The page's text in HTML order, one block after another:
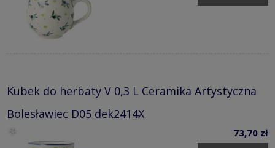
Kubek do herbaty V 0,3 L Ceramika Artystyczna
Bolesławiec D05 dek2414X
73,70 zł